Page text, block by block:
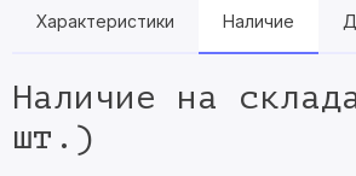
Характеристики Наличие
Наличие на
шт.)